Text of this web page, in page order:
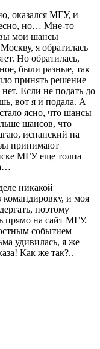
оказался МГУ, и
но… Мне-то
мои шансы
я обратилась
Но обратилась,
были разные, так
принять решение
Если не подать до
вот я и подала. А
ясно, что шансы
шансов, что
испанский на
принимают
МГУ еще толпа
никакой
командировку, и моя
поэтому
прямо на сайт МГУ.
событием —
удивилась, я же
Как же так?..